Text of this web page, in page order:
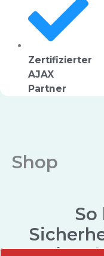
Zertifizierter
AJAX
Partner
Shop
So